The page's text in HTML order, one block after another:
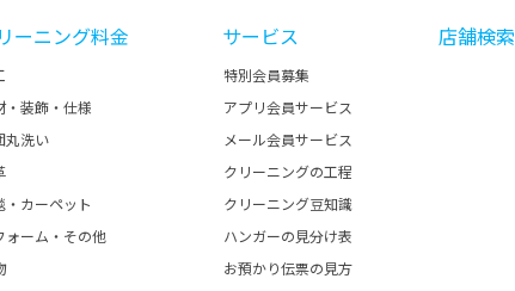
ーニング料金
・装飾・仕様
丸洗い
・カーペット
ォーム・その他
サービス
特別会員募集
アプリ会員サービス
メール会員サービス
クリーニングの工程
クリーニング豆知識
ハンガーの見分け表
お預かり伝票の見方
店舗検索